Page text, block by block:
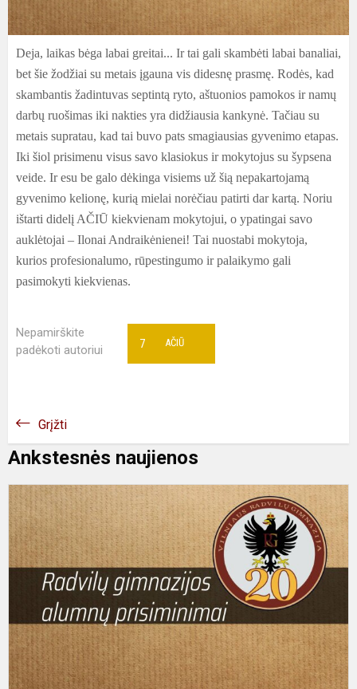
Deja, laikas bėga labai greitai... Ir tai gali skambėti labai banaliai,
bet šie žodžiai su metais įgauna vis didesnę prasmę. Rodės, kad
skambantis žadintuvas septintą ryto, aštuonios pamokos ir namų
darbų ruošimas iki nakties yra didžiausia kankynė. Tačiau su
metais supratau, kad tai buvo pats smagiausias gyvenimo etapas.
Iki šiol prisimenu visus savo klasiokus ir mokytojus su šypsena
veide. Ir esu be galo dėkinga visiems už šią nepakartojamą
gyvenimo kelionę, kurią mielai norėčiau patirti dar kartą. Noriu
ištarti didelį AČIŪ kiekvienam mokytojui, o ypatingai savo
auklėtojai – Ilonai Andraikėnienei! Tai nuostabi mokytoja,
kurios profesionalumo, rūpestingumo ir palaikymo gali
pasimokyti kiekvienas.
Nepamirškite
padėkoti autoriui
AČIŪ
7
Grįžti
Ankstesnės naujienos